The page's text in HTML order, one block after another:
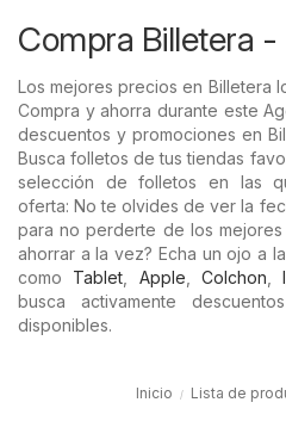
Compra Billetera
Los mejores precios en Billetera
Compra y ahorra durante este
descuentos y promociones en
Busca folletos de tus tiendas
selección de folletos en las
oferta: No te olvides de ver la
para no perderte de los
ahorrar a la vez? Echa un ojo a
como Tablet Apple Colchon ,
busca activamente
disponibles.
Inicio Lista de